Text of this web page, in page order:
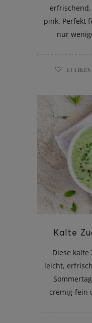
pink. Perfekt
nur
13 LIKES
Kalte
Diese
leicht,
cremig-fein